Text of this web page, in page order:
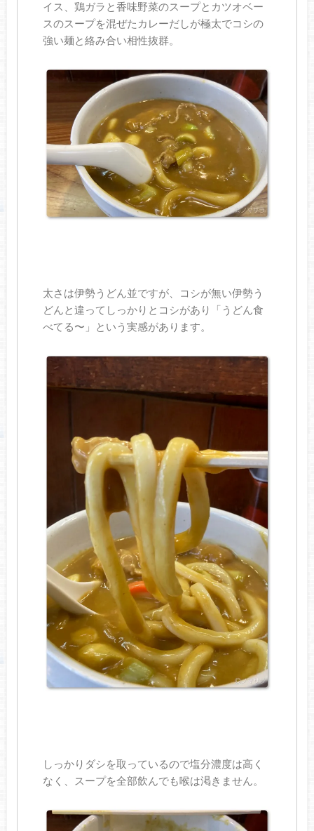
イス、鶏ガラと香味野菜のスープとカツオベー
スのスープを混ぜたカレーだしが極太でコシの
強い麺と絡み合い相性抜群。
太さは伊勢うどん並ですが、コシが無い伊勢う
どんと違ってしっかりとコシがあり「うどん食
べてる〜」という実感があります。
しっかりダシを取っているので塩分濃度は高く
なく、スープを全部飲んでも喉は渇きません。